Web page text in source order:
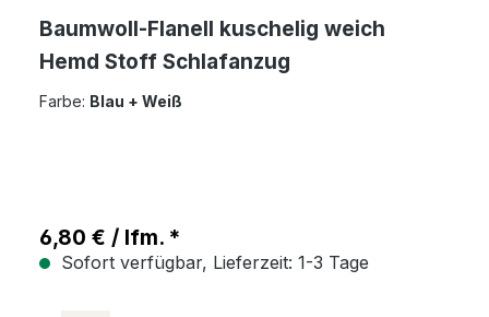
Baumwoll-Flanell kuschelig weich
Hemd Stoff Schlafanzug
Farbe: Blau + Weiß
6,80 € / lfm. *
Sofort verfügbar, Lieferzeit: 1-3 Tage